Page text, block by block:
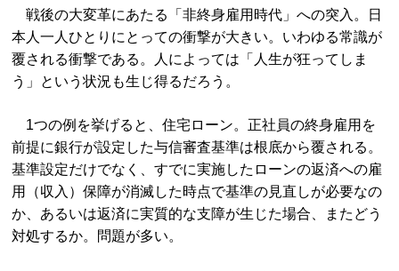
戦後の大変革にあたる「非終身雇用時代」への突入。日
本人一人ひとりにとっての衝撃が大きい。いわゆる常識が
覆される衝撃である。人によっては「人生が狂ってしま
う」という状況も生じ得るだろう。
1つの例を挙げると、住宅ローン。正社員の終身雇用を
前提に銀行が設定した与信審査基準は根底から覆される。
基準設定だけでなく、すでに実施したローンの返済への雇
用（収入）保障が消滅した時点で基準の見直しが必要なの
か、あるいは返済に実質的な支障が生じた場合、またどう
対処するか。問題が多い。